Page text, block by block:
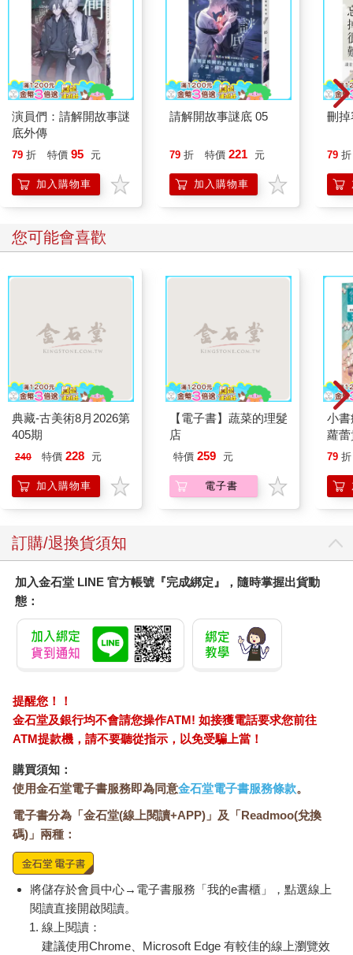
演員們：請解開故事謎
底外傳
79 折 特價 95 元
加入購物車
請解開故事謎底 05
79 折 特價 221 元
加入購物車
刪
79 折
您可能會喜歡
典藏-古美術8月2026第
405期
240 特價 228 元
加入購物車
【電子書】蔬菜的理髮
店
特價 259 元
電子書
小
蘿
79 折
訂購/退換貨須知
加入金石堂 LINE 官方帳號『完成綁定』，隨時掌握出貨動
態：
提醒您！！
金石堂及銀行均不會請您操作ATM! 如接獲電話要求您前往
ATM提款機，請不要聽從指示，以免受騙上當！
購買須知：
使用金石堂電子書服務即為同意金石堂電子書服務條款。
電子書分為「金石堂(線上閱讀+APP)」及「Readmoo(兌換
碼)」兩種：
將儲存於會員中心→電子書服務「我的e書櫃」，點選線上
閱讀直接開啟閱讀。
線上閱讀：
建議使用Chrome、Microsoft Edge 有較佳的線上瀏覽效